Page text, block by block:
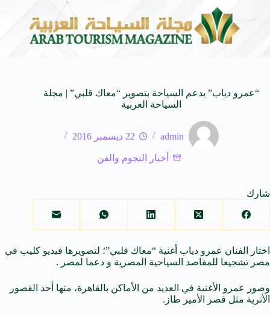
5 أغسطس 2026 المنظمة العربية للسياحة تدعو لتخصيص خط هاتفي موحد 126 لتلقى بلاغات السائحين عند تعرضهم لأي مشاكل أثناء رحلاتهم
“عمرو دياب” يدعم السياحة بتصوير “معاك قلبي” | مجلة
السياحة العربية
admin 22 ديسمبر 2016
أخبار النجوم والفن
شارك
اختار الفنان عمرو دياب أغنية “معاك قلبي”؛ لتصويرها فيديو كليب في
مصر تشجيعا للمقاصد السياحية المصرية و دعما لمصر .
وصور عمرو الأغنية في العديد من الأماكن بالقاهرة، منها أحد القصور
الأثرية مثل قصر الأمير طاز.